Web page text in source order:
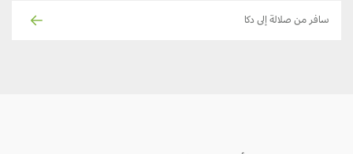
سافر من صلالة إلى دكا